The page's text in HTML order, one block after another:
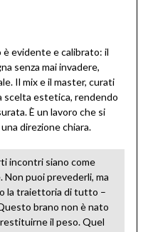
è evidente e calibrato: il
senza mai invadere,
Il mix e il master, curati
estetica, rendendo
È un lavoro che si
direzione chiara.
incontri siano come
puoi prevederli, ma
la traiettoria di tutto –
brano non è nato
restituirne il peso. Quel